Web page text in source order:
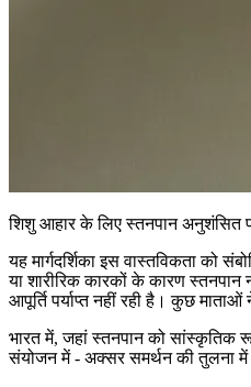
शिशु आहार के लिए स्तनपान अनुशंसित
यह मार्गदर्शिका इस वास्तविकता को
या शारीरिक कारकों के कारण
आपूर्ति पर्याप्त नहीं रही है। कुछ
भारत में, जहां स्तनपान को सांस्कृतिक
संयोजन में - अक्सर समर्थन की तुलना में